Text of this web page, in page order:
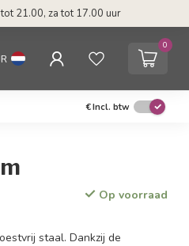
21.00, za tot 17.00 uur
0
€Incl. btw
Op voorraad
staal. Dankzij de